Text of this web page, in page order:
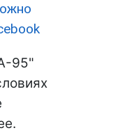
95"